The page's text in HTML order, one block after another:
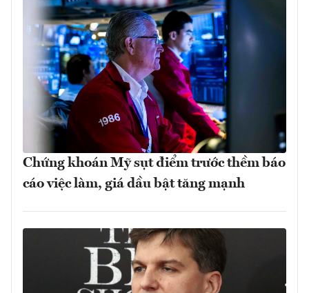
Chứng khoán Mỹ sụt điểm trước thềm báo
cáo việc làm, giá dầu bật tăng mạnh